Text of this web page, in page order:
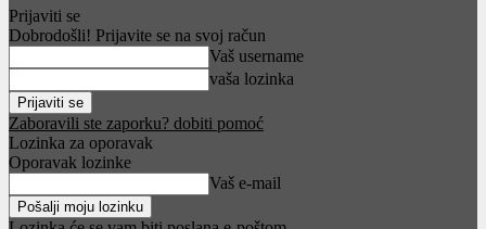
Prijaviti se
Dobrodošli! Prijavite se na svoj račun
Vaš username
vaša lozinka
Zaboravili ste zaporku? dobiti pomoć
Lozinka za oporavak
Oporavak lozinke
Vaš e-mail